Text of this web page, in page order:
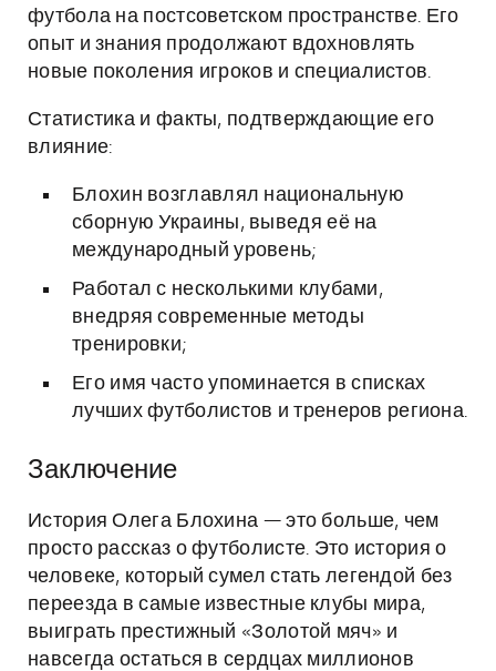
футбола на постсоветском пространстве. Его
опыт и знания продолжают вдохновлять
новые поколения игроков и специалистов.
Статистика и факты, подтверждающие его
влияние:
Блохин возглавлял национальную
сборную Украины, выведя её на
международный уровень;
Работал с несколькими клубами,
внедряя современные методы
тренировки;
Его имя часто упоминается в списках
лучших футболистов и тренеров региона.
Заключение
История Олега Блохина — это больше, чем
просто рассказ о футболисте. Это история о
человеке, который сумел стать легендой без
переезда в самые известные клубы мира,
выиграть престижный «Золотой мяч» и
навсегда остаться в сердцах миллионов